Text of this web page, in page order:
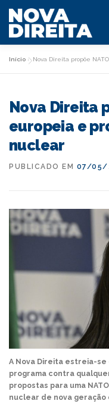
para
conteúdo
HOME
CANDIDATOS
Início »Nova Direita propõe
Nova Direita
europeia e
nuclear
PUBLICADO EM 07/05/
A Nova Direita estreia-se
programa contra
propostas para uma
nuclear de nova geração